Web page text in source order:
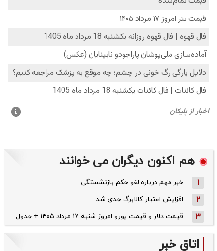
هم اکنون دیگران می خوانند
1 خبر مهم درباره لغو حکم بازنشستگی
2 افزایش اعتبار کالابرگ جدی شد
3 قیمت دلار و قیمت یورو امروز شنبه ۱۷ مرداد ۱۴۰۵ + جدول
اتاق خبر